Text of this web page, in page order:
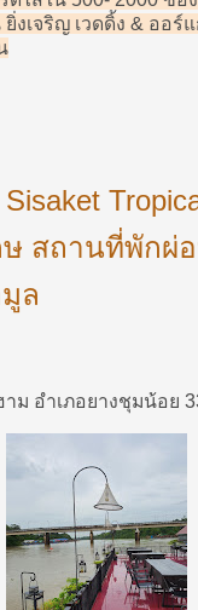
งเจริญ เวดดิ้ง & ออร์
ษ สถานที่พักผ่
ล
ม อำเภอยางชุมน้อย